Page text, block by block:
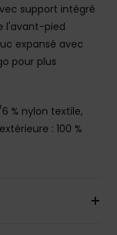
support intégré
l'avant-pied
expansé avec
pour plus
% nylon textile,
: 100 %